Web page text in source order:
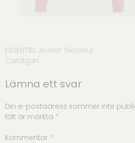
Inläggsnavigering
ESSENTIEL Jicolor Tricolour
Cardigan
Lämna ett svar
Din e-postadress kommer inte
fält är märkta *
Kommentar *